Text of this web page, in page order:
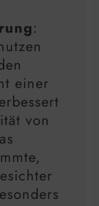
:
einer
von